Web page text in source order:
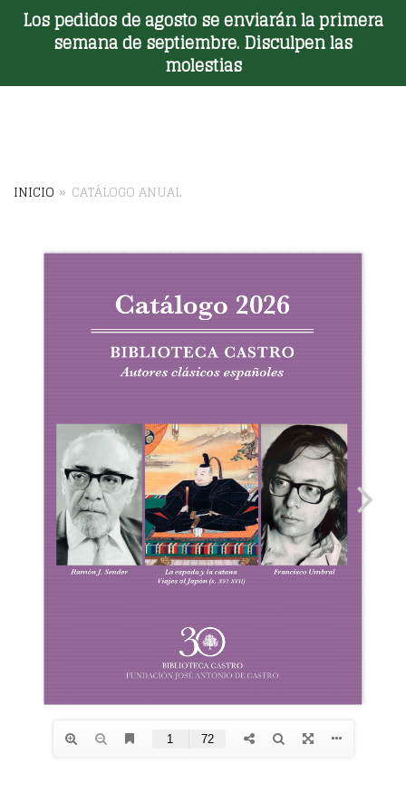
Los pedidos de agosto se enviarán la primera
semana de septiembre. Disculpen las
molestias
Toggle Menu
INICIO » CATÁLOGO ANUAL